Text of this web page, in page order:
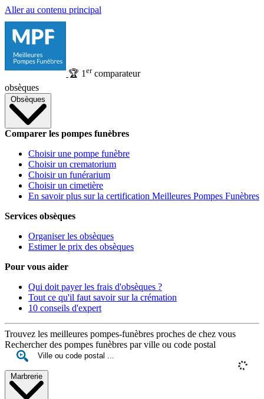
Aller au contenu principal
🏆 1 ercomparateur
obsèques
Obsèques
Comparer les pompes funèbres
Choisir une pompe funèbre
Choisir un crematorium
Choisir un funérarium
Choisir un cimetière
En savoir plus sur la certification Meilleures Pompes Funèbres
Services obsèques
Organiser les obsèques
Estimer le prix des obsèques
Pour vous aider
Qui doit payer les frais d'obsèques ?
Tout ce qu'il faut savoir sur la crémation
10 conseils d'expert
Trouvez les meilleures pompes-funèbres proches de chez vous
Rechercher des pompes funèbres par ville ou code postal
Marbrerie